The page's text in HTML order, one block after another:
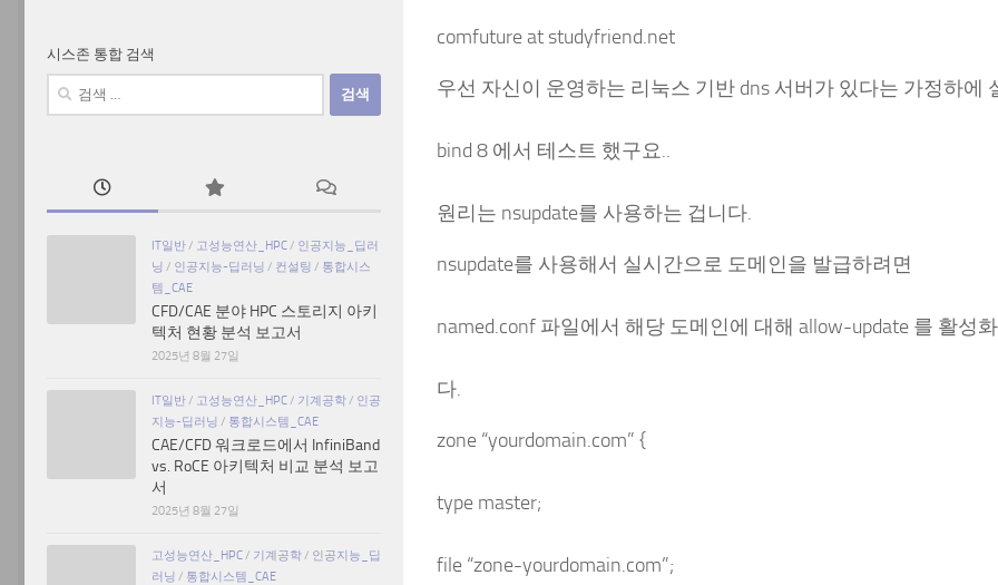
comfuture at studyfriend.net
우선 자신이 운영하는 리눅스 기반 dns 서버가 있다는 가정하에
bind 8 에서 테스트 했구요..
원리는 nsupdate를 사용하는 겁니다.
nsupdate를 사용해서 실시간으로 도메인을 발급하려면
named.conf 파일에서 해당 도메인에 대해 allow-update 를 활성
다.
zone “yourdomain.com” {
type master;
file “zone-yourdomain.com”;
시스존 통합 검색
검
IT일반/ 고성능연산_HPC/ 인공지능_딥러
닝 / 인공지능-딥러닝 / 컨설팅 / 통합시스
템_CAE
CFD/CAE 분야 HPC 스토리지 아키
텍처 현황 분석 보고서
2025년 8월 27일
IT일반/ 고성능연산_HPC/ 기계공학/ 인공
지능-딥러닝 / 통합시스템_CAE
CAE/CFD 워크로드에서 InfiniBand
vs. RoCE 아키텍처 비교 분석 보고
서
2025년 8월 27일
고성능연산_HPC/ 기계공학/ 인공지능_딥
러닝 / 통합시스템_CAE